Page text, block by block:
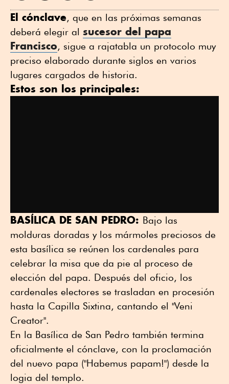
El cónclave, que en las próximas semanas
deberá elegir al sucesor del papa
Francisco, sigue a rajatabla un protocolo muy
preciso elaborado durante siglos en varios
lugares cargados de historia.
Estos son los principales:
BASÍLICA DE SAN PEDRO: Bajo las
molduras doradas y los mármoles preciosos de
esta basílica se reúnen los cardenales para
celebrar la misa que da pie al proceso de
elección del papa. Después del oficio, los
cardenales electores se trasladan en procesión
hasta la Capilla Sixtina, cantando el "Veni
Creator".
En la Basílica de San Pedro también termina
oficialmente el cónclave, con la proclamación
del nuevo papa ("Habemus papam!") desde la
logia del templo.